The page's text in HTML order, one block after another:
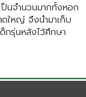
นจำนวนมากทั้งหอก
ใหญ่ จึงนำมาเก็บ
กรุ่นหลังไว้ศึกษา